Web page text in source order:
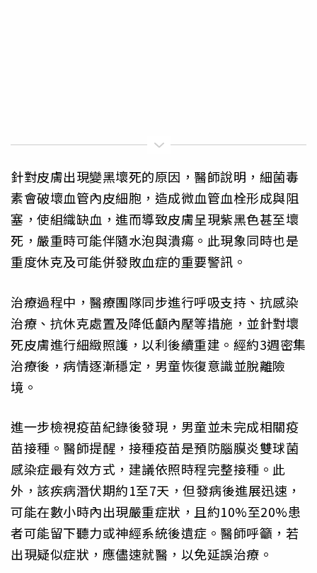
針對皮膚出現變黑壞死的原因，醫師說明，細菌毒
素會破壞血管內皮細胞，造成微血管血栓形成與阻
塞，使組織缺血，進而導致皮膚呈現紫黑色甚至壞
死，嚴重時可能伴隨水泡與潰瘍。此現象同時也是
重度休克及可能併發敗血症的重要警訊。
治療過程中，醫療團隊同步進行呼吸支持、抗感染
治療、抗休克處置及降低顱內壓等措施，並針對壞
死皮膚進行細緻照護，以利後續重建。經約3週密集
治療後，病情逐漸穩定，男童恢復意識並脫離險
境。
進一步檢視疫苗紀錄後發現，男童並未完成相關疫
苗接種。醫師提醒，接種疫苗是預防腦膜炎雙球菌
感染症最有效方式，建議依照時程完整接種。此
外，該疾病潛伏期約1至7天，但發病後進展迅速，
可能在數小時內出現嚴重症狀，且約10%至20%患
者可能留下聽力或神經系統後遺症。醫師呼籲，若
出現疑似症狀，應儘速就醫，以免延誤治療。